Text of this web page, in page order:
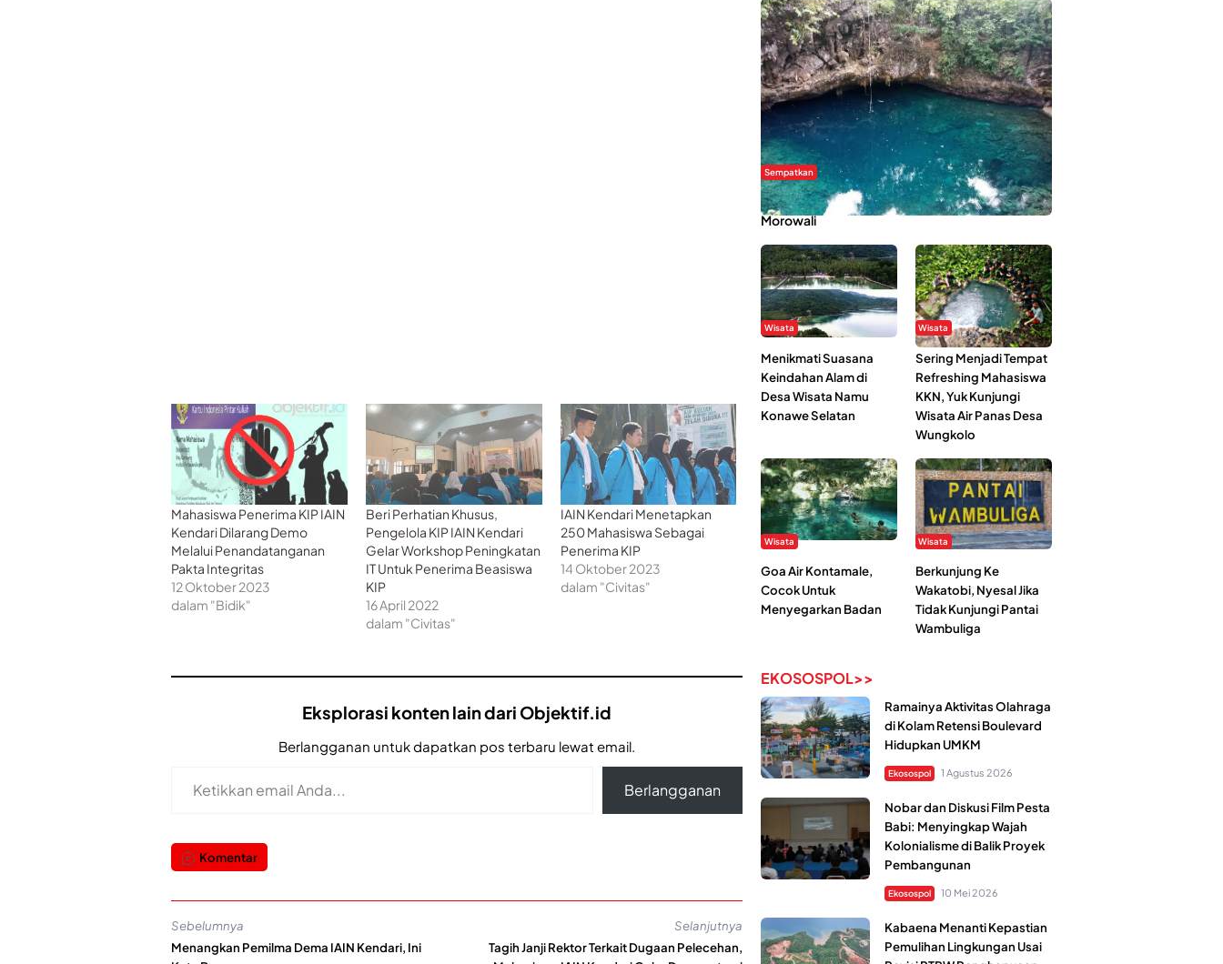
Mahasiswa Penerima KIP IAIN
Kendari Dilarang Demo
Melalui Penandatanganan
Pakta Integritas
12 Oktober 2023
dalam "Bidik"
Beri Perhatian Khusus,
Pengelola KIP IAIN Kendari
Gelar Workshop Peningkatan
IT Untuk Penerima Beasiswa
KIP
16 April 2022
dalam "Civitas"
IAIN Kendari Menetapkan
250 Mahasiswa Sebagai
Penerima KIP
14 Oktober 2023
dalam "Civitas"
Eksplorasi konten lain dari Objektif.id
Berlangganan untuk dapatkan pos terbaru lewat email.
Berlangganan
Komentar
Sebelumnya
Menangkan Pemilma Dema IAIN Kendari, Ini
Selanjutnya
Tagih Janji Rektor Terkait Dugaan Pelecehan,
Sempatkan
Danau Rebi-Rebi, Pesona Alam Tersembunyi di
Morowali
Wisata
Menikmati Suasana
Keindahan Alam di
Desa Wisata Namu
Konawe Selatan
Wisata
Sering Menjadi Tempat
Refreshing Mahasiswa
KKN, Yuk Kunjungi
Wisata Air Panas Desa
Wungkolo
Wisata
Goa Air Kontamale,
Cocok Untuk
Menyegarkan Badan
Wisata
Berkunjung Ke
Wakatobi, Nyesal Jika
Tidak Kunjungi Pantai
Wambuliga
EKOSOSPOL>>
Ramainya Aktivitas Olahraga
di Kolam Retensi Boulevard
Hidupkan UMKM
Ekosospol 1 Agustus 2026
Nobar dan Diskusi Film Pesta
Babi: Menyingkap Wajah
Kolonialisme di Balik Proyek
Pembangunan
Ekosospol 10 Mei 2026
Kabaena Menanti Kepastian
Pemulihan Lingkungan Usai